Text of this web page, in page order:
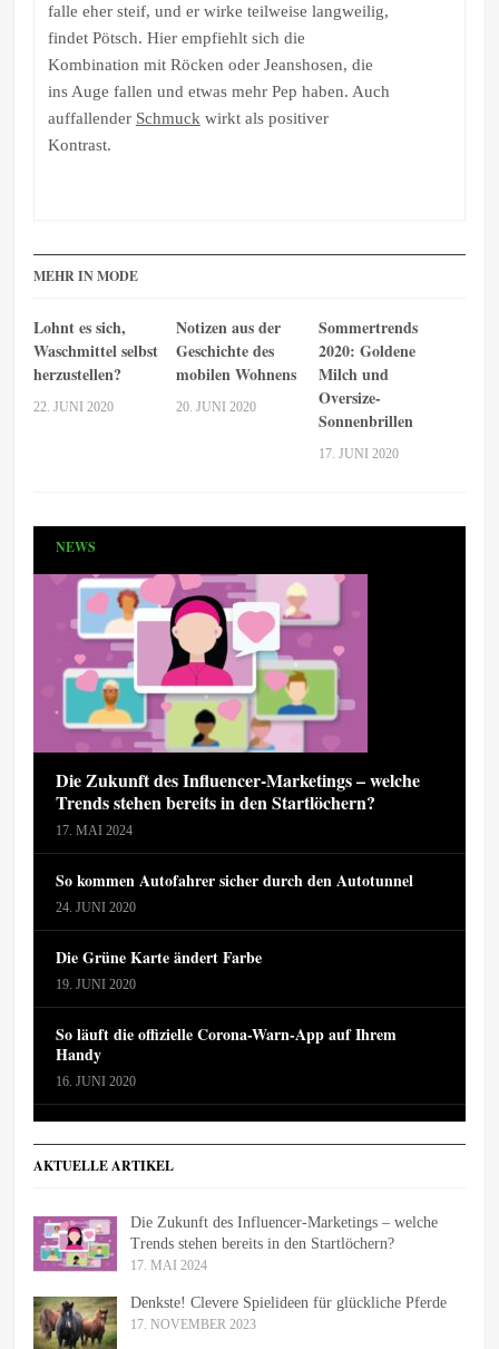
falle eher steif, und er wirke teilweise langweilig,
findet Pötsch. Hier empfiehlt sich die
Kombination mit Röcken oder Jeanshosen, die
ins Auge fallen und etwas mehr Pep haben. Auch
auffallender Schmuck wirkt als positiver
Kontrast.
MEHR IN MODE
Lohnt es sich,
Waschmittel selbst
herzustellen?
22. JUNI 2020
Notizen aus der
Geschichte des
mobilen Wohnens
20. JUNI 2020
Sommertrends
2020: Goldene
Milch und
Oversize-
Sonnenbrillen
17. JUNI 2020
NEWS
Die Zukunft des Influencer-Marketings – welche
Trends stehen bereits in den Startlöchern?
17. MAI 2024
So kommen Autofahrer sicher durch den Autotunnel
24. JUNI 2020
Die Grüne Karte ändert Farbe
19. JUNI 2020
So läuft die offizielle Corona-Warn-App auf Ihrem
Handy
16. JUNI 2020
AKTUELLE ARTIKEL
Die Zukunft des Influencer-Marketings – welche
Trends stehen bereits in den Startlöchern?
17. MAI 2024
Denkste! Clevere Spielideen für glückliche Pferde
17. NOVEMBER 2023